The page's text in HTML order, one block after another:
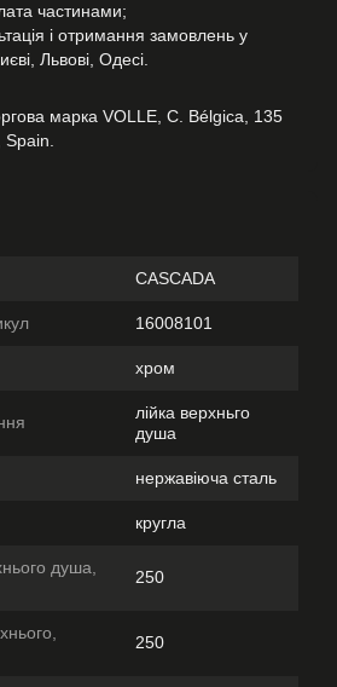
частинами;
і отримання замовлень у
Львові, Одесі.
марка VOLLE, C. Bélgica, 135
CASCADA
16008101
хром
лійка верхньго
душа
нержавіюча сталь
кругла
душа,
250
250